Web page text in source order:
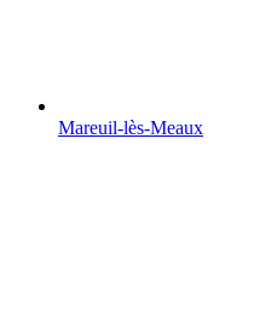
Mareuil-lès-Meaux